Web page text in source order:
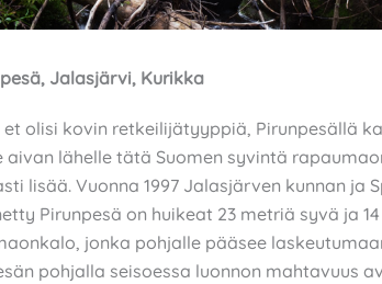
Jalasjärvi, Kurikka
olisi kovin retkeilijätyyppiä, Pirunpesällä
aivan lähelle tätä Suomen syvintä
lisää. Vuonna 1997 Jalasjärven kunnan ja
Pirunpesä on huikeat 23 metriä syvä ja
jonka pohjalle pääsee
pohjalla seisoessa luonnon mahtavuus